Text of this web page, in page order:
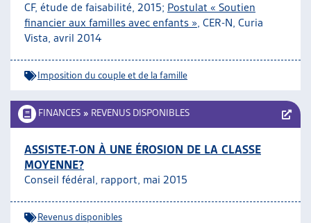
CF, étude de faisabilité, 2015; Postulat « Soutien
financier aux familles avec enfants », CER-N, Curia
Vista, avril 2014
Imposition du couple et de la famille
FINANCES » REVENUS DISPONIBLES
ASSISTE-T-ON À UNE ÉROSION DE LA CLASSE
MOYENNE?
Conseil fédéral, rapport, mai 2015
Revenus disponibles